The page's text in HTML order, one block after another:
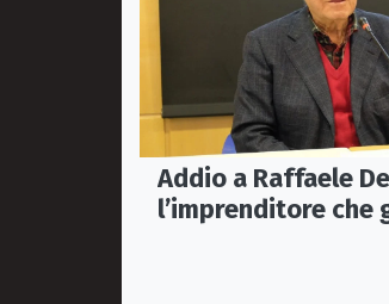
Addio a Raffaele
l’imprenditore che